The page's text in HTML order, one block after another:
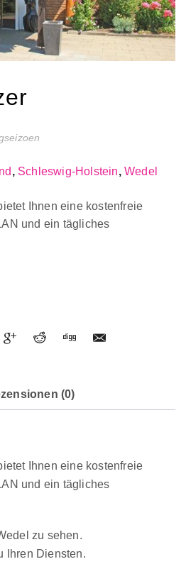
, Schleswig-Holstein,Wedel
Ihnen eine kostenfreie
und ein tägliches
(0)
Ihnen eine kostenfreie
und ein tägliches
zu sehen.
Ihren Diensten.